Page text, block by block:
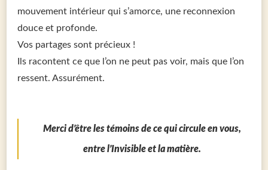
mouvement intérieur qui s’amorce, une reconnexion
douce et profonde.
Vos partages sont précieux !
Ils racontent ce que l’on ne peut pas voir, mais que l’on
ressent. Assurément.
Merci d’être les témoins de ce qui circule en vous,
entre l’Invisible et la matière.